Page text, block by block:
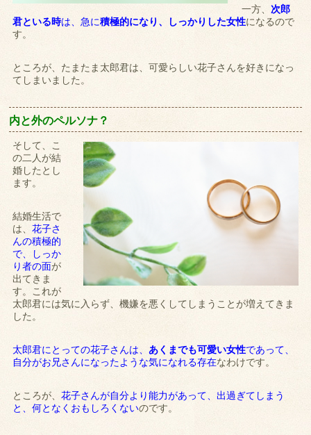
一方、次郎
君といる時は、急に積極的になり、しっかりした女性になるので
す。
ところが、たまたま太郎君は、可愛らしい花子さんを好きになっ
てしまいました。
内と外のペルソナ？
そして、こ
の二人が結
婚したとし
ます。
結婚生活で
は、花子さ
んの積極的
で、しっか
り者の面が
出てきま
す。これが
太郎君には気に入らず、機嫌を悪くしてしまうことが増えてきま
した。
太郎君にとっての花子さんは、あくまでも可愛い女性であって、
自分がお兄さんになったような気になれる存在なわけです。
ところが、花子さんが自分より能力があって、出過ぎてしまう
と、何となくおもしろくないのです。